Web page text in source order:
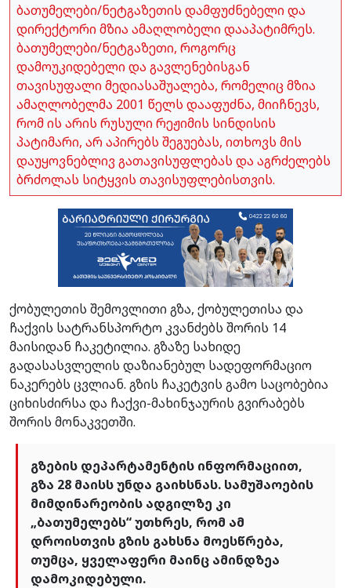
ბათუმელები/ნეტგაზეთის დამფუძნებელი და
დირექტორი მზია ამაღლობელი დააპატიმრეს.
ბათუმელები/ნეტგაზეთი, როგორც
დამოუკიდებელი და გავლენებისგან
თავისუფალი მედიასაშუალება, რომელიც მზია
ამაღლობელმა 2001 წელს დააფუძნა, მიიჩნევს,
რომ ის არის რუსული რეჟიმის სინდისის
პატიმარი, არ აპირებს შეგუებას, ითხოვს მის
დაუყოვნებლივ გათავისუფლებას და აგრძელებს
ბრძოლას სიტყვის თავისუფლებისთვის.
ქობულეთის შემოვლითი გზა, ქობულეთისა და
ჩაქვის სატრანსპორტო კვანძებს შორის 14
მაისიდან ჩაკეტილია. გზაზე სახიდე
გადასასვლელის დაზიანებულ სადეფორმაციო
ნაკერებს ცვლიან. გზის ჩაკეტვის გამო საცობებია
ციხისძირსა და ჩაქვი-მახინჯაურის გვირაბებს
შორის მონაკვეთში.
გზების დეპარტამენტის ინფორმაციით,
გზა 28 მაისს უნდა გაიხსნას. სამუშაოების
მიმდინარეობის ადგილზე კი
„ბათუმელებს“ უთხრეს, რომ ამ
დროისთვის გზის გახსნა მოესწრება,
თუმცა, ყველაფერი მაინც ამინდზეა
დამოკიდებული.